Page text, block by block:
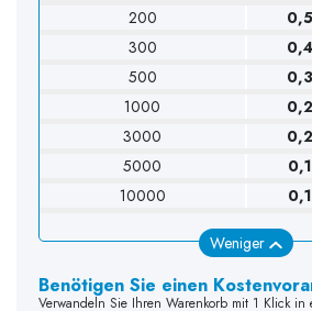
200
300
500
1000
3000
5000
10000
Weniger
Benötigen Sie einen
Verwandeln Sie Ihren Warenkorb mit 1 Klick in